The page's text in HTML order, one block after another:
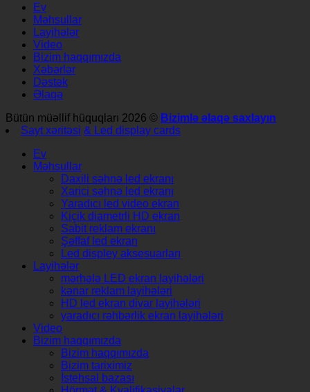
Ev
Məhsullar
Layihələr
Video
Bizim haqqımızda
Xəbərlər
Dəstək
Əlaqə
Bütün müəllif hüquqları 2026 © Bizimlə əlaqə saxlayın
Sayt xəritəsi & Led display cards
Ev
Məhsullar
Daxili səhnə led ekranı
Xarici səhnə led ekranı
Yaradıcı led video ekran
Kiçik diametrli HD ekran
Sabit reklam ekranı
Şəffaf led ekran
Led displey aksesuarları
Layihələr
mərhələ LED ekran layihələri
kənar reklam layihələri
HD led ekran divar layihələri
yaradıcı rəhbərlik ekran layihələri
Video
Bizim haqqımızda
Bizim haqqımızda
Bizim tariximiz
İstehsal bazası